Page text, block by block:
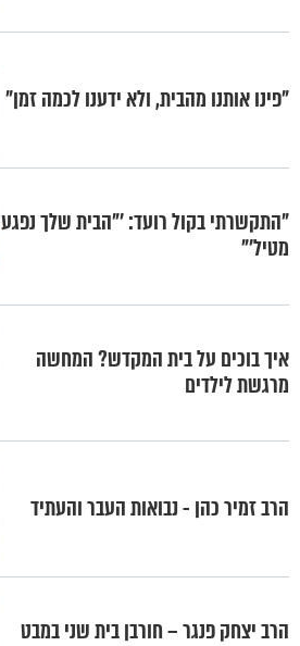
"פינו אותנו מהבית, ולא ידענו לכמה זמן"
"התקשרתי בקול רועד: '"הבית שלך נפגע
מטיל'"
איך בוכים על בית המקדש? המחשה
מרגשת לילדים
הרב זמיר כהן - נבואות העבר והעתיד
הרב יצחק פנגר – חורבן בית שני במבט